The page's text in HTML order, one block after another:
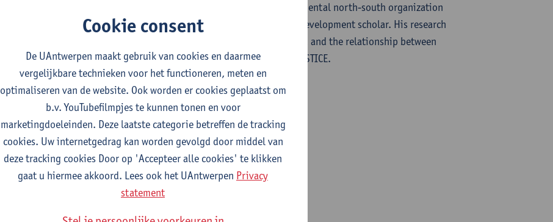
Foundation for Poverty Alleviation, and is the chair of the non-governmental north-south organization
Broederlijk Delen. Wouter Vandenhole is a human rights and law-and-development scholar. His research
interests include children's rights, economic, social and cultural rights, and the relationship between
human rights law and development. He is the lead convenor of SUSTJUSTICE.
Afdeling
Faculteit Rechten - algemeen
Statuut & functies
Cookie consent
De UAntwerpen maakt gebruik van cookies en daarmee
vergelijkbare technieken voor het functioneren, meten en
optimaliseren van de website. Ook worden er cookies geplaatst om
b.v. YouTubefilmpjes te kunnen tonen en voor
marketingdoeleinden. Deze laatste categorie betreffen de tracking
cookies. Uw internetgedrag kan worden gevolgd door middel van
deze tracking cookies Door op 'Accepteer alle cookies' te klikken
gaat u hiermee akkoord. Lees ook het UAntwerpen Privacy
statement